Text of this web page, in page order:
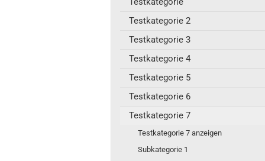
Testkategorie 2
Testkategorie 3
Testkategorie 4
Testkategorie 5
Testkategorie 6
Testkategorie 7
Testkategorie 7 anzeigen
Subkategorie 1